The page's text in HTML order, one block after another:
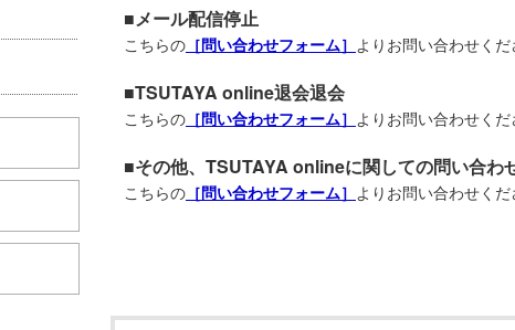
■メール配信停止
こちらの ［問い合わせフォーム］ よりお問い合わせく
■TSUTAYA online退会退会
こちらの ［問い合わせフォーム］ よりお問い合わせく
■その他、TSUTAYA onlineに関しての問い合わ
こちらの ［問い合わせフォーム］ よりお問い合わせく